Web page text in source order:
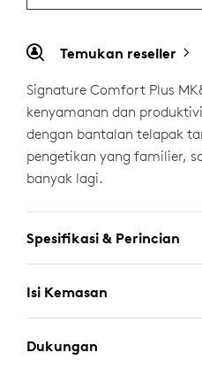
Temukan reseller
Signature Comfort Plus
kenyamanan dan
dengan bantalan telapak
pengetikan yang familier,
banyak lagi.
Spesifikasi & Perincian
Isi Kemasan
Dukungan